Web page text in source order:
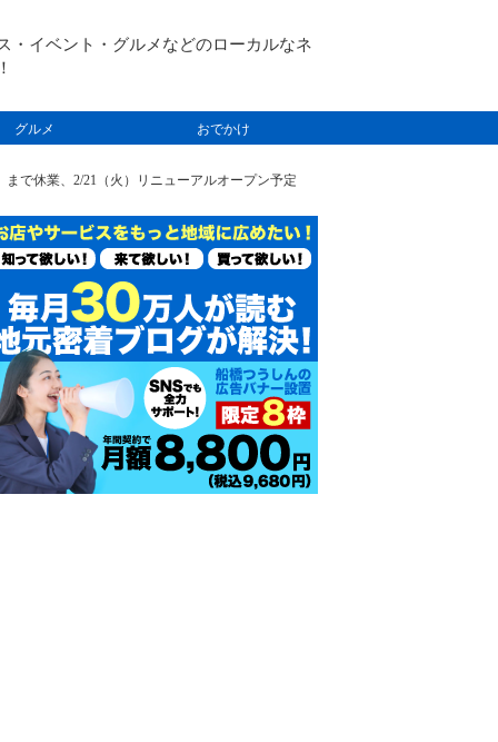
・イベント・グルメなどのローカルなネ
グルメ おでかけ
で休業、2/21（火）リニューアルオープン予定